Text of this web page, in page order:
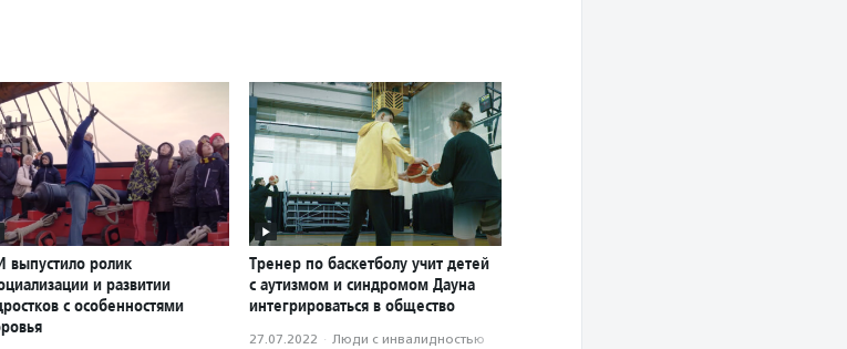
выпустило ролик
и развитии
с особенностями
Тренер по баскетболу учит детей
с аутизмом и синдромом Дауна
интегрироваться в общество
27.07.2022 · Люди с инвалидностью